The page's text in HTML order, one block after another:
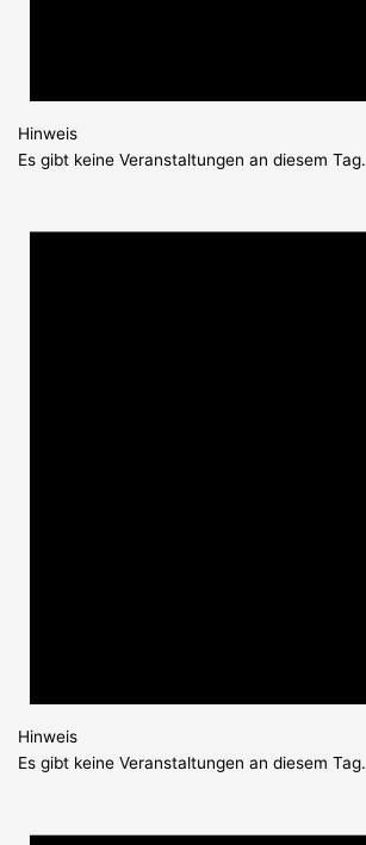
Hinweis
Es gibt keine Veranstaltungen an diesem Tag.
Hinweis
Es gibt keine Veranstaltungen an diesem Tag.